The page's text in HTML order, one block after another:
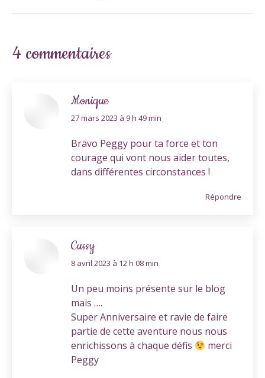
:
4 commentaires
Monique
dit
27 mars 2023 à 9 h 49 min
Bravo Peggy pour ta force et ton
courage qui vont nous aider toutes,
dans différentes circonstances !
Répondre
Cussy
dit
8 avril 2023 à 12 h 08 min
Un peu moins présente sur le blog
mais ….
Super Anniversaire et ravie de faire
partie de cette aventure nous nous
enrichissons à chaque défis
merci
Peggy